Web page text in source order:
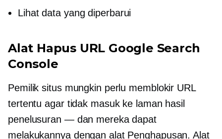
Lihat data yang diperbarui
Alat Hapus URL Google Search
Console
Pemilik situs mungkin perlu memblokir URL
tertentu agar tidak masuk ke laman hasil
penelusuran — dan mereka dapat
melakukannya dengan alat Penghapusan. Alat